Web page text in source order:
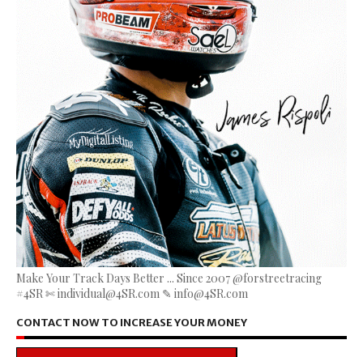
Make Your Track Days Better ... Since 2007 @forstreetracing
#4SR ✄ individual@4SR.com ✎ info@4SR.com
CONTACT NOW TO INCREASE YOUR MONEY